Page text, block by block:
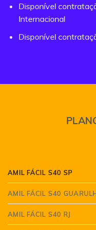
Disponível
Internacional
Disponível
AMIL FÁCIL S40 SP
AMIL FÁCIL S40
AMIL FÁCIL S40 RJ